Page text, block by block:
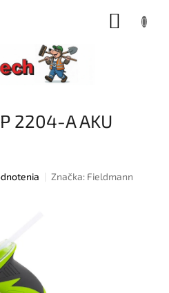
2204-A AKU
Značka: Fieldmann